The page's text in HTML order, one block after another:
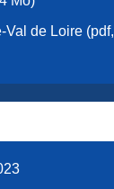
de Loire (pdf,